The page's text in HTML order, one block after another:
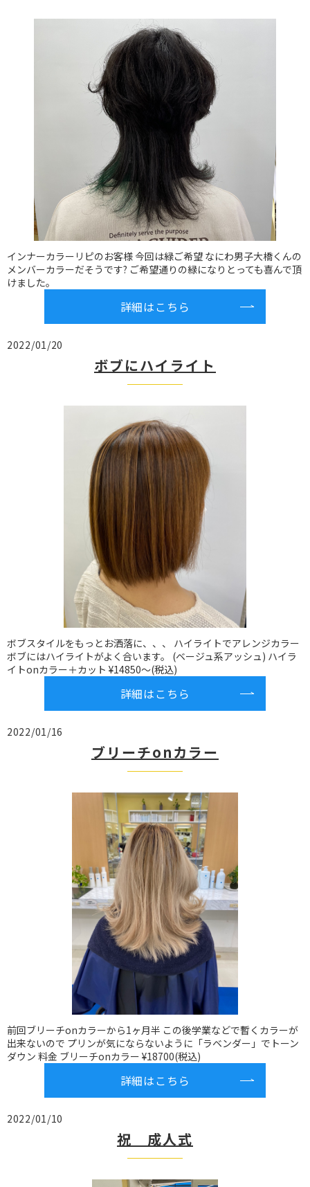
インナーカラーリピのお客様 今回は緑ご希望 なにわ男子大橋くんの
メンバーカラーだそうです? ご希望通りの緑になりとっても喜んで頂
けました。
詳細はこちら
2022/01/20
ボブにハイライト
ボブスタイルをもっとお洒落に、、、 ハイライトでアレンジカラー
ボブにはハイライトがよく合います。 (ベージュ系アッシュ) ハイラ
イトonカラー＋カット ¥14850〜(税込)
詳細はこちら
2022/01/16
ブリーチonカラー
前回ブリーチonカラーから1ヶ月半 この後学業などで暫くカラーが
出来ないので プリンが気にならないように「ラベンダー」でトーン
ダウン 料金 ブリーチonカラー ¥18700(税込)
詳細はこちら
2022/01/10
祝 成人式